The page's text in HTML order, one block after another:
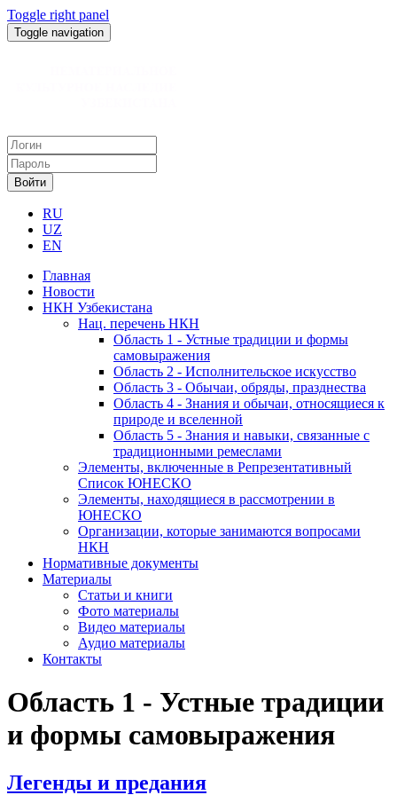
Toggle right panel
Toggle navigation
Войти
RU
UZ
EN
Главная
Новости
НКН Узбекистана
Нац. перечень НКН
Область 1 - Устные традиции и формы
самовыражения
Область 2 - Исполнительское искусство
Область 3 - Обычаи, обряды, празднества
Область 4 - Знания и обычаи, относящиеся к
природе и вселенной
Область 5 - Знания и навыки, связанные с
традиционными ремеслами
Элементы, включенные в Репрезентативный
Список ЮНЕСКО
Элементы, находящиеся в рассмотрении в
ЮНЕСКО
Организации, которые занимаются вопросами
НКН
Нормативные документы
Материалы
Статьи и книги
Фото материалы
Видео материалы
Аудио материалы
Контакты
Область 1 - Устные традиции
и формы самовыражения
Легенды и предания